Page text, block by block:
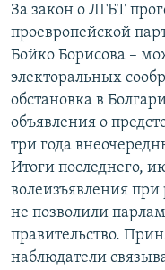
За закон о ЛГБТ
проевропейской
Бойко Борисова –
электоральных
обстановка в
объявления о
три года
Итоги последнего,
волеизъявления
не позволили
правительство.
наблюдатели